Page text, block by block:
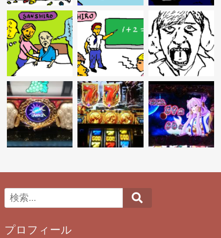
ョ
ン
プロフィール